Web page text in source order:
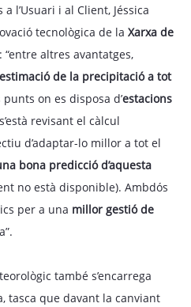
l’Usuari i al Client, Jéssica
tecnològica de la Xarxa de
: “entre altres avantatges,
de la precipitació a tot
on es disposa d’estacions
revisant el càlcul
d’adaptar-lo millor a tot el
bona predicció d’aquesta
no està disponible). Ambdós
per a una millor gestió de
també s’encarrega
tasca que davant la canviant